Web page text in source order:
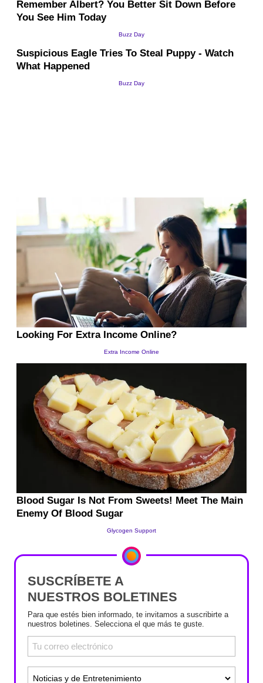
SUSCRÍBETE A
NUESTROS BOLETINES
Para que estés bien informado, te invitamos a suscribirte a
nuestros boletines. Selecciona el que más te guste.